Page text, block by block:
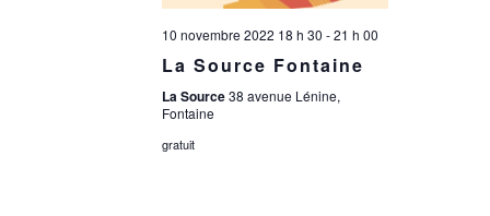
10 novembre 2022 18 h 30 -21 h 00
La Source Fontaine
La Source38 avenue Lénine,
Fontaine
gratuit